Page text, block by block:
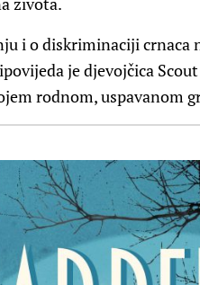
i o diskriminaciji crnaca
je djevojčica
rodnom, uspavanom